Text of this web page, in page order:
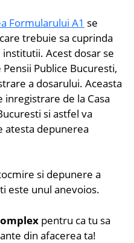
Formularului A1 se
trebuie sa cuprinda
Acest dosar se
Publice Bucuresti,
a dosarului. Aceasta
de la Casa
si astfel va
atesta depunerea
si depunere a
este unul anevoios.
pentru ca tu sa
din afacerea ta!